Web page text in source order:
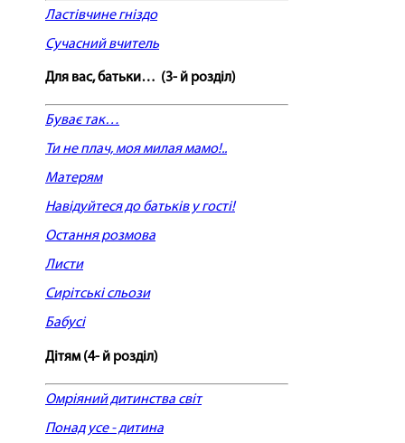
Ластівчине гніздо
Сучасний вчитель
Для вас, батьки… (3- й розділ)
Буває так…
Ти не плач, моя милая мамо!..
Матерям
Навідуйтеся до батьків у гості!
Остання розмова
Листи
Сирітські сльози
Бабусі
Дітям (4- й розділ)
Омріяний дитинства світ
Понад усе - дитина